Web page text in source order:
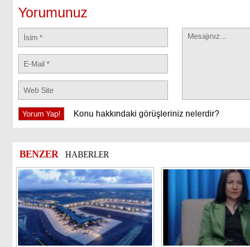
Yorumunuz
Konu hakkındaki görüşleriniz nelerdir?
BENZER HABERLER